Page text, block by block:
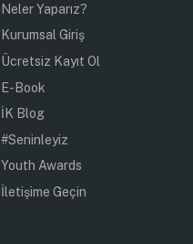
Neler Yaparız?
Kurumsal Giriş
Ücretsiz Kayıt Ol
E-Book
İK Blog
#Seninleyiz
Youth Awards
İletişime Geçin